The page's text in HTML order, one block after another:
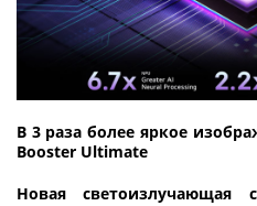
В 3 раза более яркое
Booster Ultimate
Новая светоизлучающая